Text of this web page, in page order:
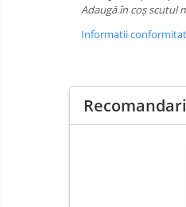
Carlige Toyota
Carlige Volkswagen
Adaugă în coș scutul
Informatii
Recomandari